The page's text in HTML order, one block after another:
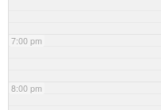
7:00 pm
8:00 pm